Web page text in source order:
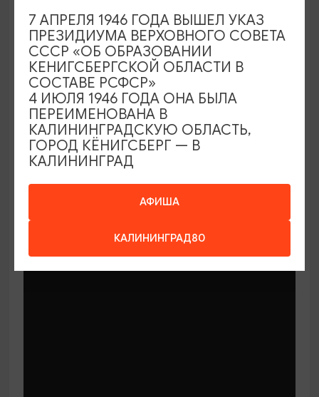
МАСТЕР-КЛАССЫ
Мастер-классы по керамике Елены
Бодяковой
Калининград, ул. Баранова, 45
АФИША
КАЛИНИНГРАД80
7 АПРЕЛЯ 1946 ГОДА ВЫШЕЛ УКАЗ
ПРЕЗИДИУМА ВЕРХОВНОГО СОВЕТА
СССР «ОБ ОБРАЗОВАНИИ
КЕНИГСБЕРГСКОЙ ОБЛАСТИ В
СОСТАВЕ РСФСР»
4 ИЮЛЯ 1946 ГОДА ОНА БЫЛА
ПЕРЕИМЕНОВАНА В
КАЛИНИНГРАДСКУЮ ОБЛАСТЬ,
ГОРОД КЁНИГСБЕРГ — В
КАЛИНИНГРАД